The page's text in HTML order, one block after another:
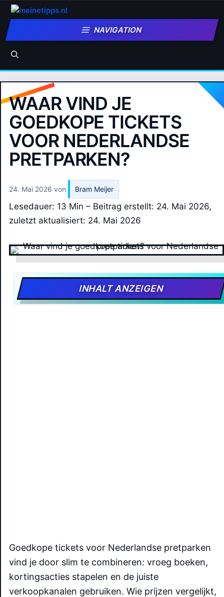
Zum
Inhalt
springen
NAVIGATION
WAAR VIND JE
GOEDKOPE TICKETS
VOOR NEDERLANDSE
PRETPARKEN?
24. Mai 2026 von Bram Meijer
Lesedauer: 13 Min – Beitrag erstellt: 24. Mai 2026,
zuletzt aktualisiert: 24. Mai 2026
INHALT ANZEIGEN
Goedkope tickets voor Nederlandse pretparken
vind je door slim te combineren: vroeg boeken,
kortingsacties stapelen en de juiste
verkoopkanalen gebruiken. Wie prijzen vergelijkt,